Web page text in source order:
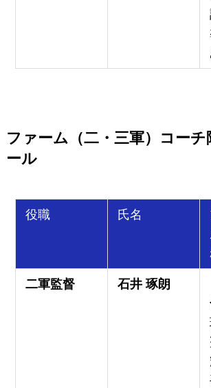
ファーム（二・三軍）コーチ
ール
役職 氏名
二軍監督 石井 琢朗